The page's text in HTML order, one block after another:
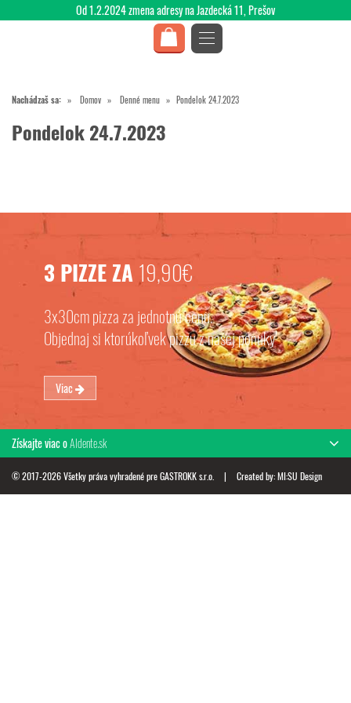
Nachádzaš sa: Domov Denné menu Pondelok 24.7.2023
Pondelok 24.7.2023
3 PIZZE ZA 19,90€
3x30cm pizza za jednotnú cenu.
Objednaj si ktorúkoľvek pizzu z našej ponuky
Viac
Získajte viac oAldente.sk
© 2017-2026 Všetky práva vyhradené pre GASTROKK s.r.o. | Created by:MI:SU Design
Od 1.2.2024 zmena adresy na Jazdecká 11, Prešov